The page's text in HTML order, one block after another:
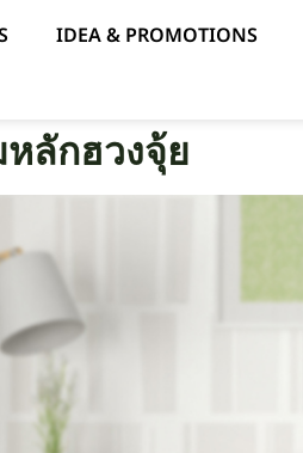
IDEA & PROMOTIONS
ลักฮวงจุ้ย